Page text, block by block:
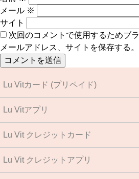
メール ※
サイト
次回のコメントで使用するためブ
メールアドレス、サイトを保存する。
Lu Vitカード (プリペイド)
Lu Vitアプリ
Lu Vit クレジットカード
Lu Vit クレジットアプリ